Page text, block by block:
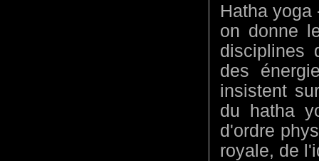
Hatha yoga
on donne
disciplines
des
insistent
du hatha
d'ordre
royale, de